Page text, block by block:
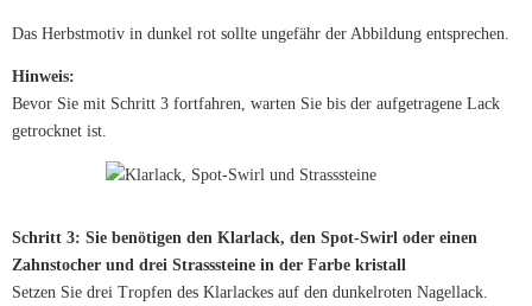
Das Herbstmotiv in dunkel rot sollte ungefähr der Abbildung entsprechen.
Hinweis:
Bevor Sie mit Schritt 3 fortfahren, warten Sie bis der aufgetragene Lack
getrocknet ist.
Schritt 3: Sie benötigen den Klarlack, den Spot-Swirl oder einen
Zahnstocher und drei Strasssteine in der Farbe kristall
Setzen Sie drei Tropfen des Klarlackes auf den dunkelroten Nagellack.